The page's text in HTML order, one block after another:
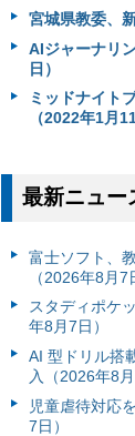
宮城県教委、
AIジャーナリ
日）
ミッドナイト
（2022年1月11
最新ニュー
富⼠ソフト、
（2026年8月7
スタディポケ
年8月7日）
AI 型ドリル搭
入（2026年8月
児童虐待対応
7日）